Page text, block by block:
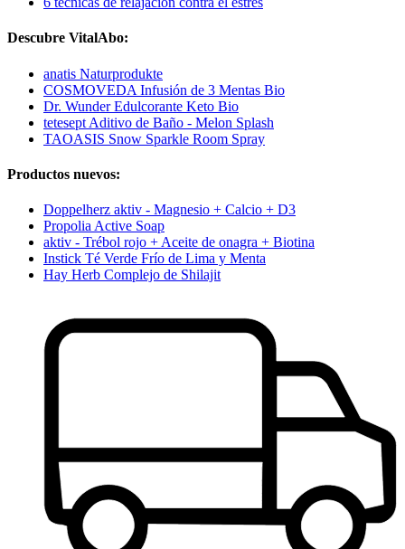
Descubre VitalAbo:
anatis Naturprodukte
COSMOVEDA Infusión de 3 Mentas Bio
Dr. Wunder Edulcorante Keto Bio
tetesept Aditivo de Baño - Melon Splash
TAOASIS Snow Sparkle Room Spray
Productos nuevos:
Doppelherz aktiv - Magnesio + Calcio + D3
Propolia Active Soap
aktiv - Trébol rojo + Aceite de onagra + Biotina
Instick Té Verde Frío de Lima y Menta
Hay Herb Complejo de Shilajit